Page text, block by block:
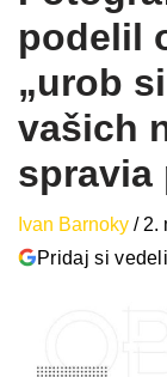
podelil
„urob
vašich
spravia
Ivan Barnoky / 2.
Pridaj si